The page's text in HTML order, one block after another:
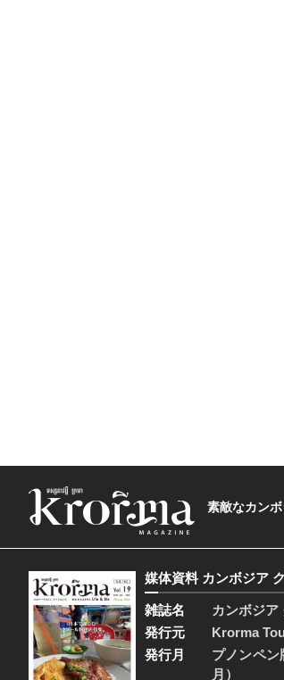
素敵なカン
媒体資料 カンボジア
雑誌名
カンボジア
発行元
Krorma
発行月
プノンペ
月）